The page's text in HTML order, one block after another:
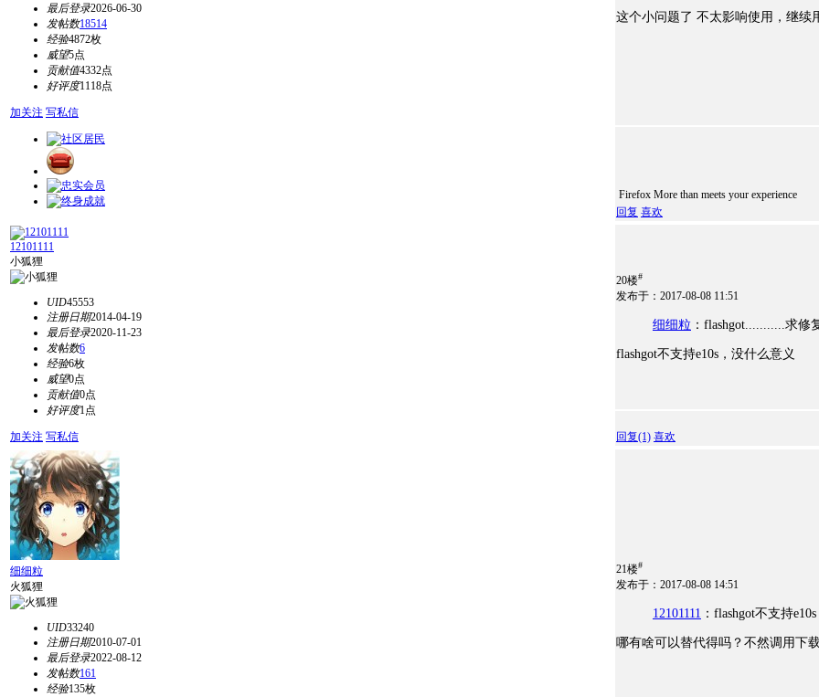
最后登录2026-06-30
发帖数18514
经验4872枚
威望5点
贡献值4332点
好评度1118点
加关注 写私信
这个小问题了 不太影响使用，继续
Firefox More than meets your experience
回复 喜欢
12101111
小狐狸
UID45553
注册日期2014-04-19
最后登录2020-11-23
发帖数6
经验6枚
威望0点
贡献值0点
好评度1点
加关注 写私信
20楼#
发布于：2017-08-08 11:51
细细粒 ：flashgot...........求修
flashgot不支持e10s，没什么意义
回复(1) 喜欢
细细粒
火狐狸
UID33240
注册日期2010-07-01
最后登录2022-08-12
发帖数161
经验135枚
21楼#
发布于：2017-08-08 14:51
12101111 ：flashgot不支持
哪有啥可以替代得吗？不然调用下